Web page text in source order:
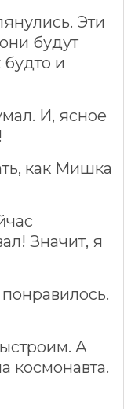
Эти
будут
будто и
И, ясное
как Мишка
Значит, я
А
космонавта.